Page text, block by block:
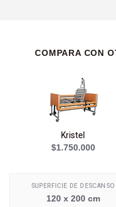
COMPARA CON
Kristel
$1.750.000
SUPERFICIE DE DESCANSO
120 x 200 cm